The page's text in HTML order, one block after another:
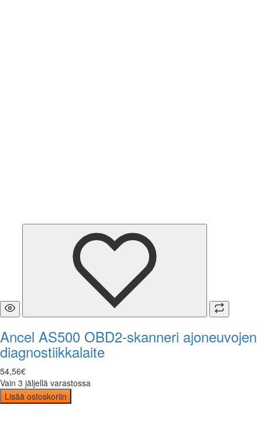
Ancel AS500 OBD2-skanneri ajoneuvojen
diagnostiikkalaite
54,56€
Vain 3 jäljellä varastossa
Lisää ostoskoriin